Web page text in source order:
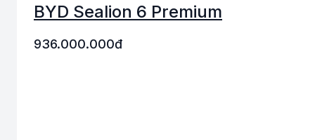
BYD Sealion 6 Premium
936.000.000đ